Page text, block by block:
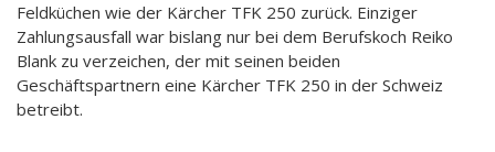
Feldküchen wie der Kärcher TFK 250 zurück. Einziger
Zahlungsausfall war bislang nur bei dem Berufskoch Reiko
Blank zu verzeichen, der mit seinen beiden
Geschäftspartnern eine Kärcher TFK 250 in der Schweiz
betreibt.